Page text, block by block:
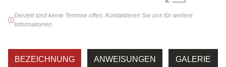
Derzeit sind keine Termine offen. Kontaktieren Sie uns für weitere
Informationen.
BEZEICHNUNG ANWEISUNGEN GALERIE